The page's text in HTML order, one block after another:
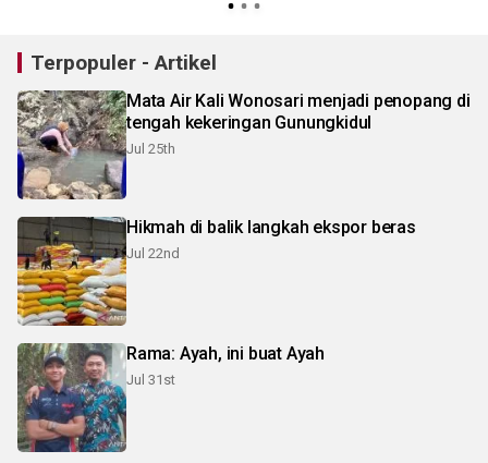
Terpopuler - Artikel
Mata Air Kali Wonosari menjadi penopang di
tengah kekeringan Gunungkidul
Jul 25th
Hikmah di balik langkah ekspor beras
Jul 22nd
Rama: Ayah, ini buat Ayah
Jul 31st